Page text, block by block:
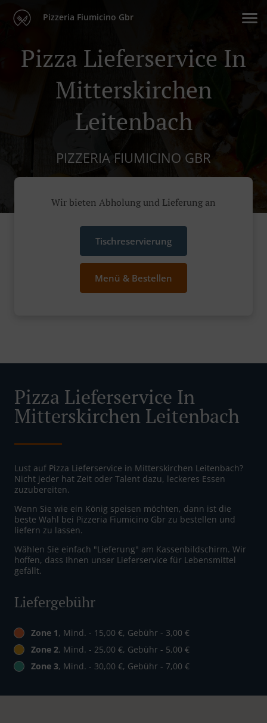
Pizzeria Fiumicino Gbr
Pizza Lieferservice In
Mitterskirchen
Leitenbach
PIZZERIA FIUMICINO GBR
Wir bieten Abholung und Lieferung an
Tischreservierung
Menü & Bestellen
Pizza Lieferservice In
Mitterskirchen Leitenbach
Lust auf Pizza Lieferservice in Mitterskirchen Leitenbach?
Nicht jeder hat Zeit oder Talent dazu, leckeres Essen
zuzubereiten.
Wenn Sie wie ein König speisen möchten, dann ist die
beste Wahl bei Pizzeria Fiumicino Gbr zu bestellen und
liefern zu lassen.
Wählen Sie einfach "Lieferung" am Kassenbildschirm. Wir
hoffen, dass Ihnen unser Lieferservice für Lebensmittel
gefällt.
Liefergebühr
Zone 1, Mind. - 15,00 €, Gebühr - 3,00 €
Zone 2, Mind. - 25,00 €, Gebühr - 5,00 €
Zone 3, Mind. - 30,00 €, Gebühr - 7,00 €